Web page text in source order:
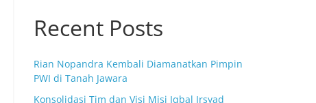
Recent Posts
Rian Nopandra Kembali Diamanatkan Pimpin
PWI di Tanah Jawara
Konsolidasi Tim dan Visi Misi Iqbal Irsyad